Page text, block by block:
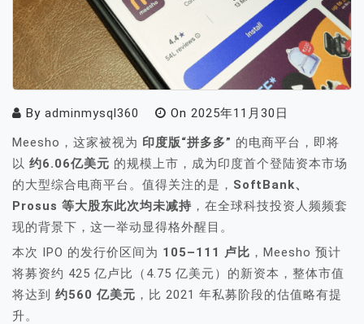
By adminmysql360 On 2025年11月30日
Meesho，这家被视为 印度版“拼多多” 的电商平台，即将
以 约6.06亿美元 的规模上市，成为印度首个登陆资本市场
的大型综合电商平台。值得关注的是， SoftBank、
Prosus 等大股东此次均未减持 ，在全球科技投资人频频套
现的背景下，这一举动显得格外醒目。
本次 IPO 的发行价区间为 105–111 卢比 ，Meesho 预计
将募资约 425 亿卢比（4.75 亿美元）的新资本，整体市值
将达到 约560 亿美元 ，比 2021 年私募阶段的估值略有提
升。